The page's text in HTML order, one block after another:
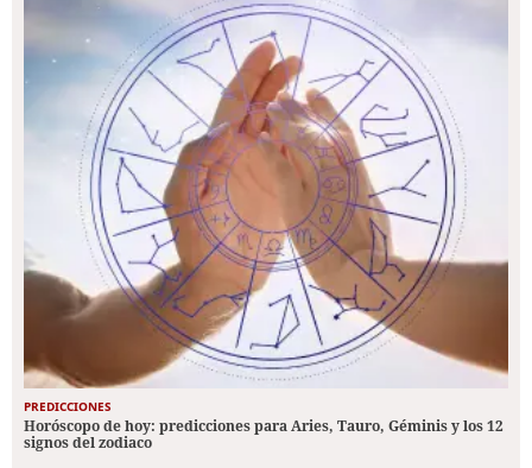
PREDICCIONES
Horóscopo de hoy: predicciones para Aries, Tauro, Géminis y los 12
signos del zodiaco